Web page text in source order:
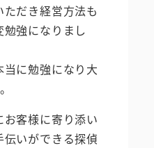
だき経営方法も
強になりまし
に勉強になり大
客様に寄り添い
いができる探偵